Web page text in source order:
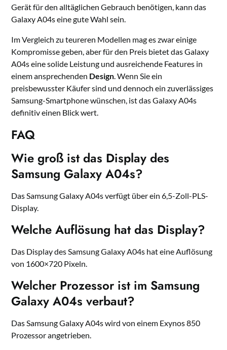
Gerät für den alltäglichen Gebrauch benötigen, kann das
Galaxy A04s eine gute Wahl sein.
Im Vergleich zu teureren Modellen mag es zwar einige
Kompromisse geben, aber für den Preis bietet das Galaxy
A04s eine solide Leistung und ausreichende Features in
einem ansprechenden Design. Wenn Sie ein
preisbewusster Käufer sind und dennoch ein zuverlässiges
Samsung-Smartphone wünschen, ist das Galaxy A04s
definitiv einen Blick wert.
FAQ
Wie groß ist das Display des
Samsung Galaxy A04s?
Das Samsung Galaxy A04s verfügt über ein 6,5-Zoll-PLS-
Display.
Welche Auflösung hat das Display?
Das Display des Samsung Galaxy A04s hat eine Auflösung
von 1600×720 Pixeln.
Welcher Prozessor ist im Samsung
Galaxy A04s verbaut?
Das Samsung Galaxy A04s wird von einem Exynos 850
Prozessor angetrieben.